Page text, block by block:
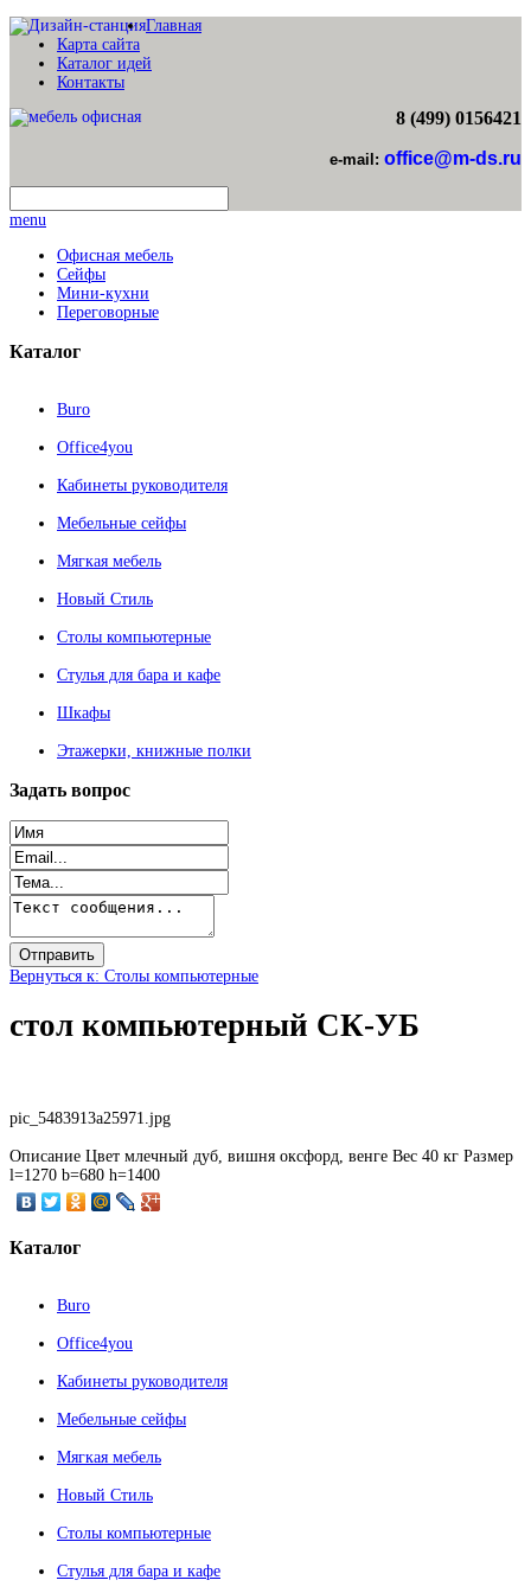
Главная
Карта сайта
Каталог идей
Контакты
8 (499) 0156421
e-mail: office@m-ds.ru
menu
Офисная мебель
Сейфы
Мини-кухни
Переговорные
Каталог
Buro
Office4you
Кабинеты руководителя
Мебельные сейфы
Мягкая мебель
Новый Стиль
Столы компьютерные
Стулья для бара и кафе
Шкафы
Этажерки, книжные полки
Задать вопрос
Вернуться к: Столы компьютерные
стол компьютерный СК-УБ
pic_5483913a25971.jpg
Описание Цвет млечный дуб, вишня оксфорд, венге Вес 40 кг Размер
l=1270 b=680 h=1400
Каталог
Buro
Office4you
Кабинеты руководителя
Мебельные сейфы
Мягкая мебель
Новый Стиль
Столы компьютерные
Стулья для бара и кафе